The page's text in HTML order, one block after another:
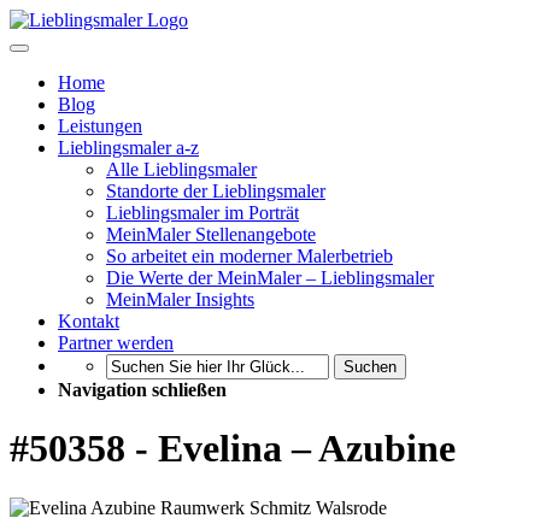
Home
Blog
Leistungen
Lieblingsmaler a-z
Alle Lieblingsmaler
Standorte der Lieblingsmaler
Lieblingsmaler im Porträt
MeinMaler Stellenangebote
So arbeitet ein moderner Malerbetrieb
Die Werte der MeinMaler – Lieblingsmaler
MeinMaler Insights
Kontakt
Partner werden
Suchen
Navigation schließen
#50358 - Evelina – Azubine